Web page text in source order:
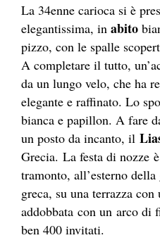
La 34enne carioca si è
elegantissima, in abito
pizzo, con le spalle
A completare il tutto,
da un lungo velo, che ha
elegante e raffinato. Lo
bianca e papillon. A fare
un posto da incanto, il
Grecia. La festa di nozze
tramonto, all’esterno
greca, su una terrazza
addobbata con un arco
ben 400 invitati.